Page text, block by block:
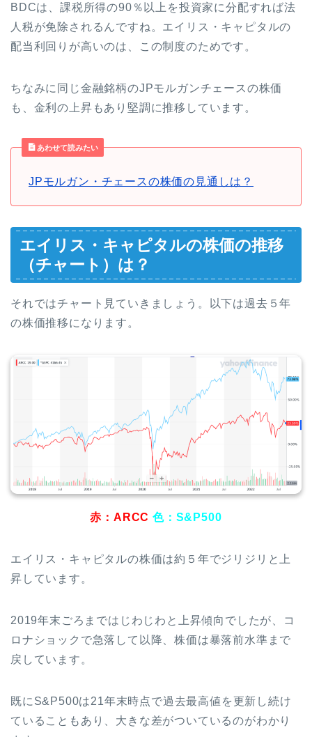
BDCは、課税所得の90％以上を投資家に分配すれば法
人税が免除されるんですね。エイリス・キャピタルの
配当利回りが高いのは、この制度のためです。
ちなみに同じ金融銘柄のJPモルガンチェースの株価
も、金利の上昇もあり堅調に推移しています。
あわせて読みたい
JPモルガン・チェースの株価の見通しは？
エイリス・キャピタルの株価の推移
（チャート）は？
それではチャート見ていきましょう。以下は過去５年
の株価推移になります。
赤：ARCC色：S&P500
エイリス・キャピタルの株価は約５年でジリジリと上
昇しています。
2019年末ごろまではじわじわと上昇傾向でしたが、コ
ロナショックで急落して以降、株価は暴落前水準まで
戻しています。
既にS&P500は21年末時点で過去最高値を更新し続け
ていることもあり、大きな差がついているのがわかり